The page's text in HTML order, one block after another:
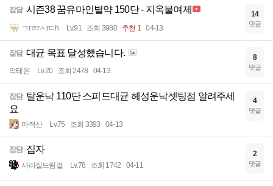
잡담 시즌38 꿈유마인별약 150단 - 지옥불여제
ㄱrㄹrㅅrㄷh Lv.91 조회 3980 추천 1 04-13
14
댓글
잡담 대균 목표 달성했습니다.
악테온 Lv.20 조회 2478 04-13
8
댓글
잡담 탈운낙 110단 스피드대균 헤성운낙셋팅점 알려주세
요
마적산 Lv.75 조회 3393 04-13
4
댓글
잡담 집자
사라질드림걸 Lv.78 조회 1742 04-11
2
댓글